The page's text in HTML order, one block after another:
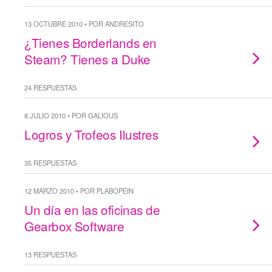
13 OCTUBRE 2010 • POR ANDRESITO
¿Tienes Borderlands en
Steam? Tienes a Duke
24 RESPUESTAS
8 JULIO 2010 • POR GALIOUS
Logros y Trofeos Ilustres
35 RESPUESTAS
12 MARZO 2010 • POR PLABOPEIN
Un día en las oficinas de
Gearbox Software
13 RESPUESTAS